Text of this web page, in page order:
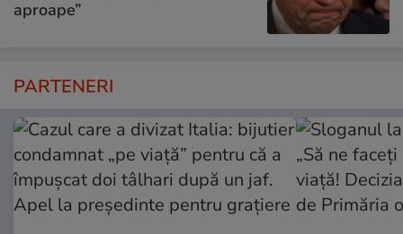
aproape”
PARTENERI